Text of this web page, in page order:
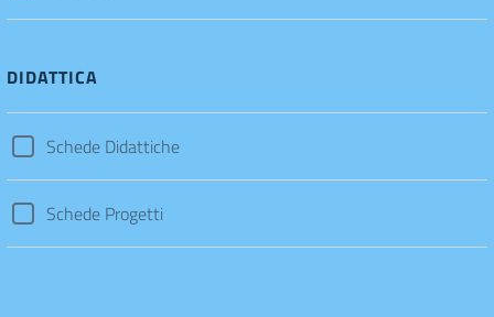
DIDATTICA
Schede Didattiche
Schede Progetti